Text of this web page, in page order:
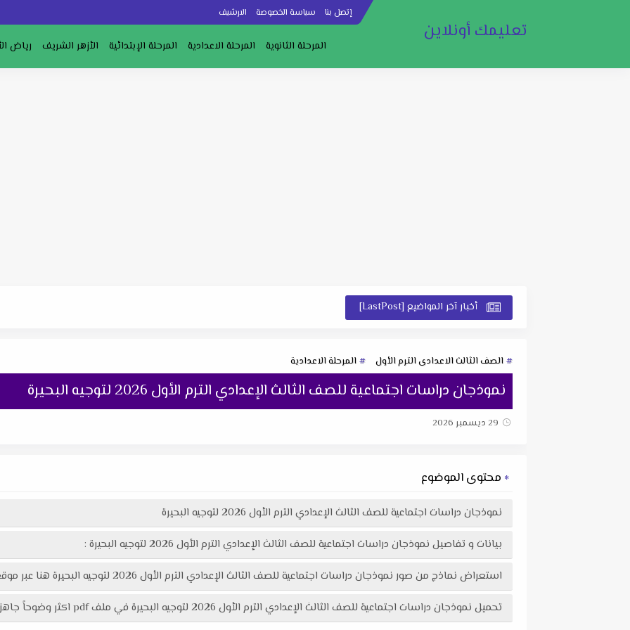
إتصل بنا سياسة الخصوصة الارشيف
تعليمك أونلاين
المرحلة الثانوية المرحلة الاعدادية المرحلة الإبتدائية الأزهر الشريف رياض
أخبار آخر المواضيع [LastPost]
الصف الثالث الاعدادى الترم الأول المرحلة الاعدادية
نموذجان دراسات اجتماعية للصف الثالث الإعدادي الترم الأول 2026 لتوجيه البحيرة
29 ديسمبر 2026
محتوى الموضوع
نموذجان دراسات اجتماعية للصف الثالث الإعدادي الترم الأول 2026 لتوجيه البحيرة
بيانات و تفاصيل نموذجان دراسات اجتماعية للصف الثالث الإعدادي الترم الأول 2026 لتوجيه البحيرة :
استعراض نماذج من صور نموذجان دراسات اجتماعية للصف الثالث الإعدادي الترم الأول 2026 لتوجيه البحيرة هنا عبر موقعنا "تعليمك أونلاين"
تحميل نموذجان دراسات اجتماعية للصف الثالث الإعدادي الترم الأول 2026 لتوجيه البحيرة في ملف pdf اكثر وضوحاً جاهز للطباعة عبر الرابط التالي :